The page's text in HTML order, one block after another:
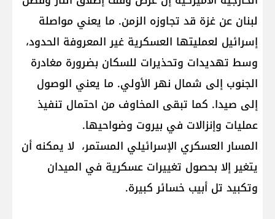
لبنان عن غزة قد تجاوزه الزمن. ما يعني مواصلة
إسرائيل لعمليتها العسكرية غير المعروفة الحدود،
وسط تهديدات وتحذيرات للسكان بضرورة مغادرة
الجنوب إلى شمال نهر الأولي. ما يعني الوصول
إلى صيدا. كما تبقى المخاوف من احتمال تنفيذ
عمليات وإنزالات في بيروت وضواحيها.
المسار العسكري الإسرائيلي المستمر، لا يمكنه أن
يتغير إلا بحصول تغييرات عسكرية في الميدان
وتكبيد تل أبيب خسائر كبيرة.